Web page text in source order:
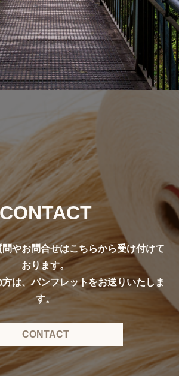
やお問合せはこちらから受け付けて
おります。
は、パンフレットをお送りいたしま
す。
CONTACT